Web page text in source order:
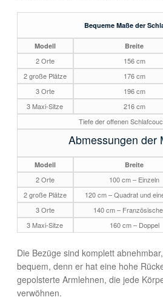
Bequeme Maße der
Modell Breite
2 Orte 156 cm
2 große Plätze
176 cm
3 Orte
196 cm
3 Maxi-Sitze
216 cm
Tiefe der offenen
Abmessungen der
Modell Breite
2 Orte 100 cm – Einzeln
2 große Plätze
120 cm – Quadrat und
3 Orte
140 cm –
3 Maxi-Sitze
160 cm – Doppel
Die Bezüge sind komplett
bequem, denn er hat eine hohe
gepolsterte Armlehnen, die jede
verwöhnen.